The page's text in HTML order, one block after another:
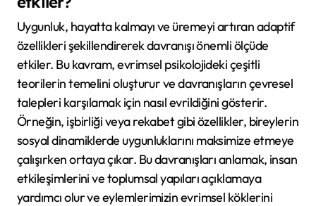
Uygunluk, hayatta kalmayı ve üremeyi artıran adaptif
özellikleri şekillendirerek davranışı önemli ölçüde
etkiler. Bu kavram, evrimsel psikolojideki çeşitli
teorilerin temelini oluşturur ve davranışların çevresel
talepleri karşılamak için nasıl evrildiğini gösterir.
Örneğin, işbirliği veya rekabet gibi özellikler, bireylerin
sosyal dinamiklerde uygunluklarını maksimize etmeye
çalışırken ortaya çıkar. Bu davranışları anlamak, insan
etkileşimlerini ve toplumsal yapıları açıklamaya
yardımcı olur ve eylemlerimizin evrimsel köklerini